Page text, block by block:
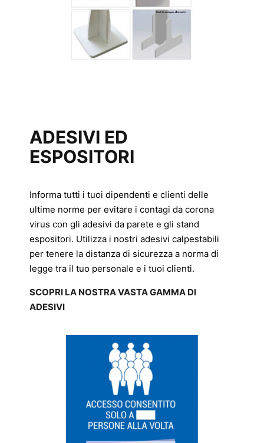
ADESIVI ED
ESPOSITORI
Informa tutti i tuoi dipendenti e clienti delle
ultime norme per evitare i contagi da corona
virus con gli adesivi da parete e gli stand
espositori. Utilizza i nostri adesivi calpestabili
per tenere la distanza di sicurezza a norma di
legge tra il tuo personale e i tuoi clienti.
SCOPRI LA NOSTRA VASTA GAMMA DI
ADESIVI